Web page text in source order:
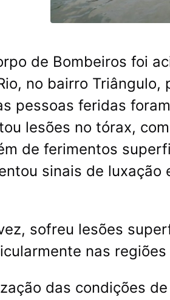
de Bombeiros foi
no bairro
pessoas feridas
lesões no tórax,
de ferimentos
sinais de
sofreu lesões
nas
das condições